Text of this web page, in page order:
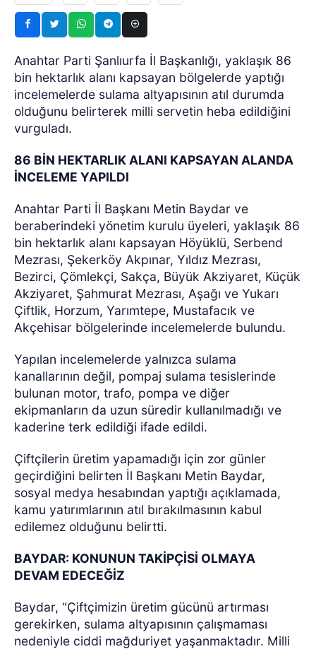
Anahtar Parti Şanlıurfa İl Başkanlığı, yaklaşık 86
bin hektarlık alanı kapsayan bölgelerde yaptığı
incelemelerde sulama altyapısının atıl durumda
olduğunu belirterek milli servetin heba edildiğini
vurguladı.
86 BİN HEKTARLIK ALANI KAPSAYAN ALANDA
İNCELEME YAPILDI
Anahtar Parti İl Başkanı Metin Baydar ve
beraberindeki yönetim kurulu üyeleri, yaklaşık 86
bin hektarlık alanı kapsayan Höyüklü, Serbend
Mezrası, Şekerköy Akpınar, Yıldız Mezrası,
Bezirci, Çömlekçi, Sakça, Büyük Akziyaret, Küçük
Akziyaret, Şahmurat Mezrası, Aşağı ve Yukarı
Çiftlik, Horzum, Yarımtepe, Mustafacık ve
Akçehisar bölgelerinde incelemelerde bulundu.
Yapılan incelemelerde yalnızca sulama
kanallarının değil, pompaj sulama tesislerinde
bulunan motor, trafo, pompa ve diğer
ekipmanların da uzun süredir kullanılmadığı ve
kaderine terk edildiği ifade edildi.
Çiftçilerin üretim yapamadığı için zor günler
geçirdiğini belirten İl Başkanı Metin Baydar,
sosyal medya hesabından yaptığı açıklamada,
kamu yatırımlarının atıl bırakılmasının kabul
edilemez olduğunu belirtti.
BAYDAR: KONUNUN TAKİPÇİSİ OLMAYA
DEVAM EDECEĞİZ
Baydar, “Çiftçimizin üretim gücünü artırması
gerekirken, sulama altyapısının çalışmaması
nedeniyle ciddi mağduriyet yaşanmaktadır. Milli